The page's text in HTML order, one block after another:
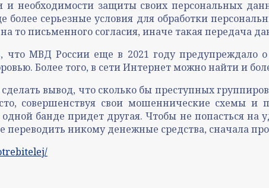
и необходимости защиты своих персональных
более серьезные условия для обработки
то письменного согласия, иначе такая передача
что МВД России еще в 2021 году
Более того, в сети Интернет можно найти и
вывод, что сколько бы преступных
совершенствуя свои мошеннические схемы
банде придет другая. Чтобы не попасться
переводить никому денежные средства, сначала